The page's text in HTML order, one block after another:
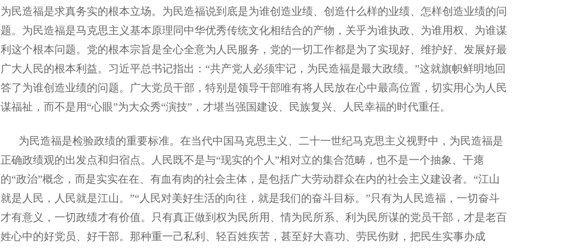
为民造福是求真务实的根本立场。为民造福说到底是为谁创造业绩、创造什么样的业绩、怎样创造业绩的问
题。为民造福是马克思主义基本原理同中华优秀传统文化相结合的产物，关乎为谁执政、为谁用权、为谁谋
利这个根本问题。党的根本宗旨是全心全意为人民服务，党的一切工作都是为了实现好、维护好、发展好最
广大人民的根本利益。习近平总书记指出：“共产党人必须牢记，为民造福是最大政绩。”这就旗帜鲜明地回
答了为谁创造业绩的问题。广大党员干部，特别是领导干部唯有将人民放在心中最高位置，切实用心为人民
谋福祉，而不是用“心眼”为大众秀“演技”，才堪当强国建设、民族复兴、人民幸福的时代重任。
为民造福是检验政绩的重要标准。在当代中国马克思主义、二十一世纪马克思主义视野中，为民造福是
正确政绩观的出发点和归宿点。人民既不是与“现实的个人”相对立的集合范畴，也不是一个抽象、干瘪
的“政治”概念，而是实实在在、有血有肉的社会主体，是包括广大劳动群众在内的社会主义建设者。“江山
就是人民，人民就是江山。”“人民对美好生活的向往，就是我们的奋斗目标。”只有为人民造福，一切奋斗
才有意义，一切政绩才有价值。只有真正做到权为民所用、情为民所系、利为民所谋的党员干部，才是老百
姓心中的好党员、好干部。那种重一己私利、轻百姓疾苦，甚至好大喜功、劳民伤财，把民生实事办成